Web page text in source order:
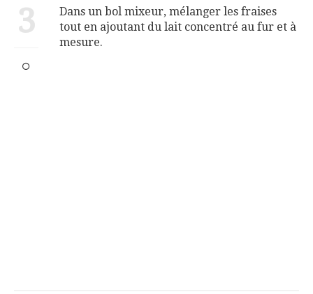
3
Dans un bol mixeur, mélanger les fraises
tout en ajoutant du lait concentré au fur et à
mesure.